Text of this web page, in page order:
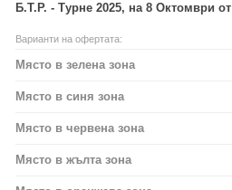
Б.Т.Р. - Турне 2025, на 8 Октомври
Варианти на офертата:
Място в зелена зона
Място в синя зона
Място в червена зона
Място в жълта зона